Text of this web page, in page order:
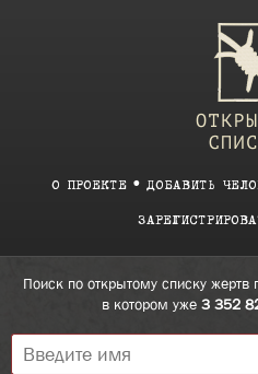
О ПРОЕКТЕ ДОБАВИТЬ
Поиск по открытому списку жертв
в котором уже 3 352